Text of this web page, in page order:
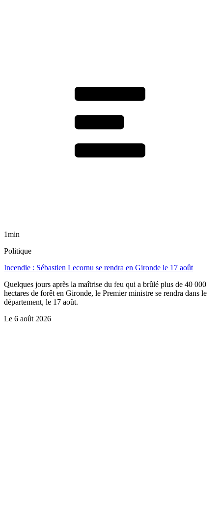
1min
Politique
Incendie : Sébastien Lecornu se rendra en Gironde le 17 août
Quelques jours après la maîtrise du feu qui a brûlé plus de 40 000
hectares de forêt en Gironde, le Premier ministre se rendra dans le
département, le 17 août.
Le 6 août 2026